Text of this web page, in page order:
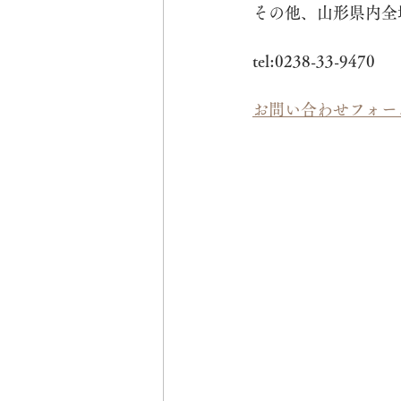
その他、山形県内全
tel:0238-33-9470
お問い合わせフォー